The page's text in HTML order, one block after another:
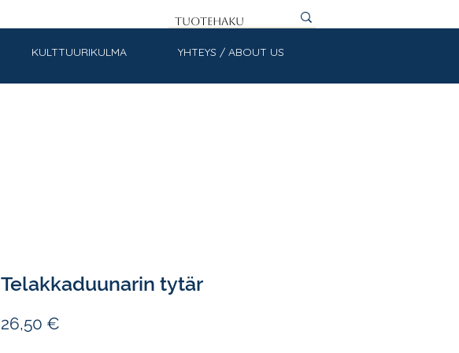
KULTTUURIKULMA YHTEYS / ABOUT US
Telakkaduunarin tytär
26,50 €